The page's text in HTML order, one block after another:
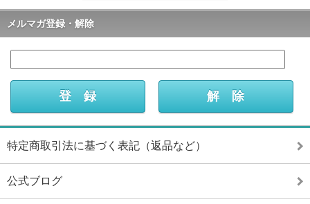
メルマガ登録・解除
特定商取引法に基づく表記（返品など）
公式ブログ